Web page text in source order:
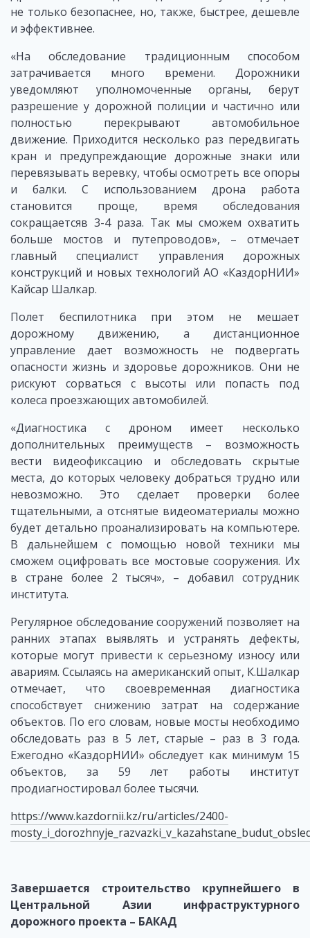
не только безопаснее, но, также, быстрее, дешевле
и эффективнее.
«На обследование традиционным способом
затрачивается много времени. Дорожники
уведомляют уполномоченные органы, берут
разрешение у дорожной полиции и частично или
полностью перекрывают автомобильное
движение. Приходится несколько раз передвигать
кран и предупреждающие дорожные знаки или
перевязывать веревку, чтобы осмотреть все опоры
и балки. С использованием дрона работа
становится проще, время обследования
сокращаетсяв 3-4 раза. Так мы сможем охватить
больше мостов и путепроводов», – отмечает
главный специалист управления дорожных
конструкций и новых технологий АО «КаздорНИИ»
Кайсар Шалкар.
Полет беспилотника при этом не мешает
дорожному движению, а дистанционное
управление дает возможность не подвергать
опасности жизнь и здоровье дорожников. Они не
рискуют сорваться с высоты или попасть под
колеса проезжающих автомобилей.
«Диагностика с дроном имеет несколько
дополнительных преимуществ – возможность
вести видеофиксацию и обследовать скрытые
места, до которых человеку добраться трудно или
невозможно. Это сделает проверки более
тщательными, а отснятые видеоматериалы можно
будет детально проанализировать на компьютере.
В дальнейшем с помощью новой техники мы
сможем оцифровать все мостовые сооружения. Их
в стране более 2 тысяч», – добавил сотрудник
института.
Регулярное обследование сооружений позволяет на
ранних этапах выявлять и устранять дефекты,
которые могут привести к серьезному износу или
авариям. Ссылаясь на американский опыт, К.Шалкар
отмечает, что своевременная диагностика
способствует снижению затрат на содержание
объектов. По его словам, новые мосты необходимо
обследовать раз в 5 лет, старые – раз в 3 года.
Ежегодно «КаздорНИИ» обследует как минимум 15
объектов, за 59 лет работы институт
продиагностировал более тысячи.
https://www.kazdornii.kz/ru/articles/2400-
Завершается строительство крупнейшего в
Центральной Азии инфраструктурного
дорожного проекта – БАКАД